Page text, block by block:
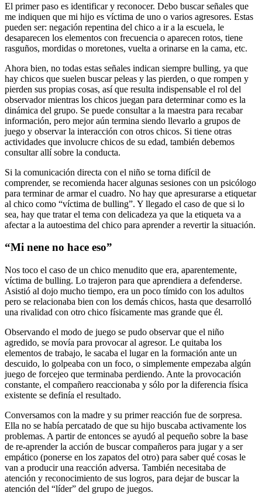
El primer paso es identificar y reconocer. Debo buscar señales que
me indiquen que mi hijo es víctima de uno o varios agresores. Estas
pueden ser: negación repentina del chico a ir a la escuela, le
desaparecen los elementos con frecuencia o aparecen rotos, tiene
rasguños, mordidas o moretones, vuelta a orinarse en la cama, etc.
Ahora bien, no todas estas señales indican siempre bulling, ya que
hay chicos que suelen buscar peleas y las pierden, o que rompen y
pierden sus propias cosas, así que resulta indispensable el rol del
observador mientras los chicos juegan para determinar como es la
dinámica del grupo. Se puede consultar a la maestra para recabar
información, pero mejor aún termina siendo llevarlo a grupos de
juego y observar la interacción con otros chicos. Si tiene otras
actividades que involucre chicos de su edad, también debemos
consultar allí sobre la conducta.
Si la comunicación directa con el niño se torna difícil de
comprender, se recomienda hacer algunas sesiones con un psicólogo
para terminar de armar el cuadro. No hay que apresurarse a etiquetar
al chico como “víctima de bulling”. Y llegado el caso de que si lo
sea, hay que tratar el tema con delicadeza ya que la etiqueta va a
afectar a la autoestima del chico para aprender a revertir la situación.
“Mi nene no hace eso”
Nos toco el caso de un chico menudito que era, aparentemente,
víctima de bulling. Lo trajeron para que aprendiera a defenderse.
Asistió al dojo mucho tiempo, era un poco tímido con los adultos
pero se relacionaba bien con los demás chicos, hasta que desarrolló
una rivalidad con otro chico físicamente mas grande que él.
Observando el modo de juego se pudo observar que el niño
agredido, se movía para provocar al agresor. Le quitaba los
elementos de trabajo, le sacaba el lugar en la formación ante un
descuido, lo golpeaba con un foco, o simplemente empezaba algún
juego de forcejeo que terminaba perdiendo. Ante la provocación
constante, el compañero reaccionaba y sólo por la diferencia física
existente se definía el resultado.
Conversamos con la madre y su primer reacción fue de sorpresa.
Ella no se había percatado de que su hijo buscaba activamente los
problemas. A partir de entonces se ayudó al pequeño sobre la base
de re-aprender la acción de buscar compañeros para jugar y a ser
empático (ponerse en los zapatos del otro) para saber qué cosas le
van a producir una reacción adversa. También necesitaba de
atención y reconocimiento de sus logros, para dejar de buscar la
atención del “líder” del grupo de juegos.